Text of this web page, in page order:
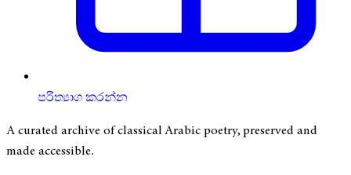
පරිත්‍යාග කරන්න
A curated archive of classical Arabic poetry, preserved and
made accessible.